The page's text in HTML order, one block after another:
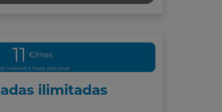
11 €/mes
internet o línea adicional
ilimitadas